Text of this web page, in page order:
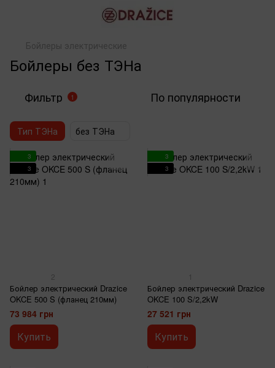
Бойлеры электрические
Бойлеры без ТЭНа
Фильтр 1 По популярности
Тип ТЭНа без ТЭНа
3
3
2
Бойлер электрический Drazice
OKCE 500 S (фланец 210мм)
73 984 грн
Купить
3
3
1
Бойлер электрический Drazice
OKCE 100 S/2,2kW
27 521 грн
Купить